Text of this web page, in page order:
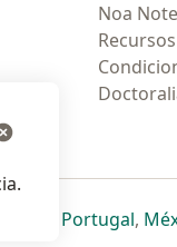
Noa
pestaña
nueva pestaña
se abre en una
se abre en
Portugalse
,